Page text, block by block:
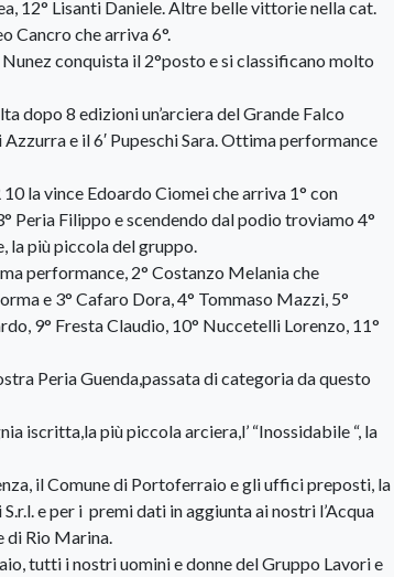
12° Lisanti Daniele. Altre belle vittorie nella cat.
Cancro che arriva 6°.
conquista il 2°posto e si classificano molto
dopo 8 edizioni un’arciera del Grande Falco
e il 6′ Pupeschi Sara. Ottima performance
la vince Edoardo Ciomei che arriva 1° con
Peria Filippo e scendendo dal podio troviamo 4°
la più piccola del gruppo.
performance, 2° Costanzo Melania che
e 3° Cafaro Dora, 4° Tommaso Mazzi, 5°
9° Fresta Claudio, 10° Nuccetelli Lorenzo, 11°
Peria Guenda,passata di categoria da questo
iscritta,la più piccola arciera,l’ “Inossidabile “, la
il Comune di Portoferraio e gli uffici preposti, la
e per i premi dati in aggiunta ai nostri l’Acqua
di Rio Marina.
tutti i nostri uomini e donne del Gruppo Lavori e